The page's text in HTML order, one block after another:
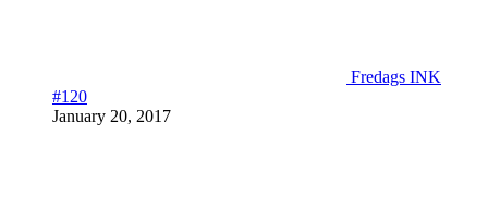
Fredags INK
#120
January 20, 2017